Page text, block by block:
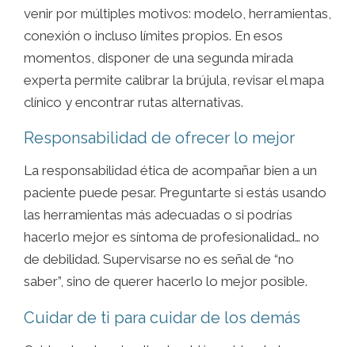
venir por múltiples motivos: modelo, herramientas,
conexión o incluso límites propios. En esos
momentos, disponer de una segunda mirada
experta permite calibrar la brújula, revisar el mapa
clínico y encontrar rutas alternativas.
Responsabilidad de ofrecer lo mejor
La responsabilidad ética de acompañar bien a un
paciente puede pesar. Preguntarte si estás usando
las herramientas más adecuadas o si podrías
hacerlo mejor es síntoma de profesionalidad… no
de debilidad. Supervisarse no es señal de “no
saber”, sino de querer hacerlo lo mejor posible.
Cuidar de ti para cuidar de los demás